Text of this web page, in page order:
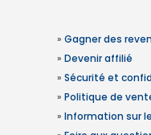
» Gagner des
» Devenir affilié
» Sécurité et
» Politique de
» Information sur